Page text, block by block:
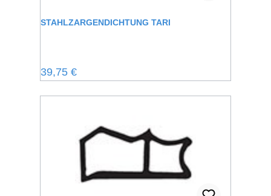
STAHLZARGENDICHTUNG TARI
Regulärer Preis:
39,75 €